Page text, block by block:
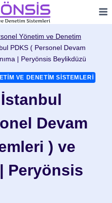
Yönetim ve Denetim
PDKS ( Personel Devam
| Peryönsis Beylikdüzü
VE DENETIM SISTEMLERI
Devam
) ve
Peryönsis